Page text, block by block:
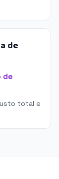
de
de
total e